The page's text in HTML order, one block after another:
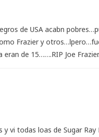
de USA acabn
Frazier y
de 15…….RIP Joe
y vi todas loas de Sugar